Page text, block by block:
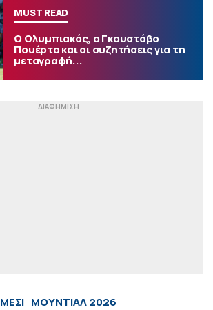
MUST READ
Ο Ολυμπιακός, ο Γκουστάβο
Πουέρτα και οι συζητήσεις για τη
μεταγραφή...
ΜΕΣΙ ΜΟΥΝΤΙΑΛ 2026